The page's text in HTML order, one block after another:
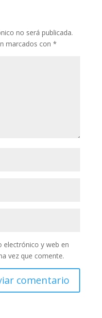
no será publicada.
marcados con *
electrónico y web en
vez que comente.